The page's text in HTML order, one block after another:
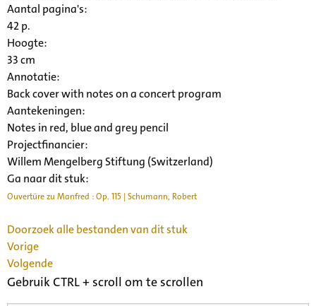
Aantal pagina's:
42 p.
Hoogte:
33 cm
Annotatie:
Back cover with notes on a concert program
Aantekeningen:
Notes in red, blue and grey pencil
Projectfinancier:
Willem Mengelberg Stiftung (Switzerland)
Ga naar dit stuk:
Ouvertüre zu Manfred : Op. 115 | Schumann, Robert
Doorzoek alle bestanden van dit stuk
Vorige
Volgende
Gebruik CTRL + scroll om te scrollen